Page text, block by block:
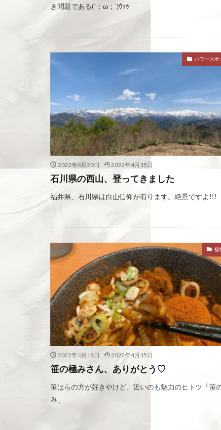
き問題である(´；ω；`)ｳｩｩ
パワースポ
2022年4月20日 2022年4月15日
石川県の西山、登ってきました
福井県、石川県は白山信仰が有ります。絶景ですよ!!!
福
2022年4月18日 2022年4月15日
笹の極みさん、ありがとう♡
笹はらの方が好きやけど、近いのも魅力のヒトツ「笹
み」